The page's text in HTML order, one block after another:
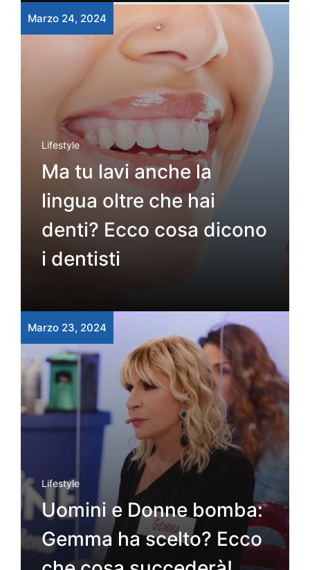
Marzo 24, 2024
Lifestyle
Ma tu lavi anche la
lingua oltre che hai
denti? Ecco cosa dicono
i dentisti
Marzo 23, 2024
Lifestyle
Uomini e Donne bomba:
Gemma ha scelto? Ecco